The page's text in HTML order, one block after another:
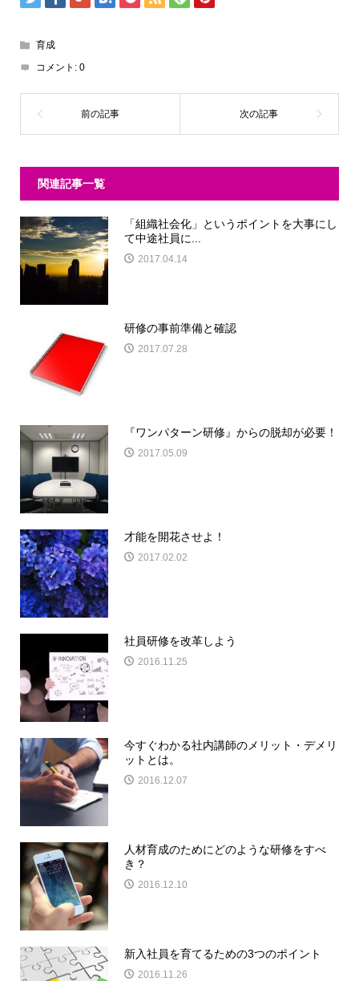
育成
コメント: 0
関連記事一覧
「組織社会化」というポイントを大事にし
て中途社員に...
2017.04.14
研修の事前準備と確認
2017.07.28
『ワンパターン研修』からの脱却が必要！
2017.05.09
才能を開花させよ！
2017.02.02
社員研修を改革しよう
2016.11.25
今すぐわかる社内講師のメリット・デメリ
ットとは。
2016.12.07
人材育成のためにどのような研修をすべ
き？
2016.12.10
新入社員を育てるための3つのポイント
2016.11.26